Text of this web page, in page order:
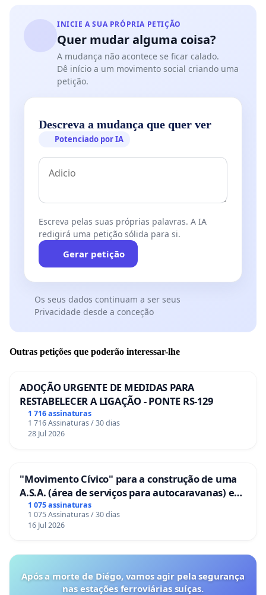
INICIE A SUA PRÓPRIA PETIÇÃO
Quer mudar alguma coisa?
A mudança não acontece se ficar calado.
Dê início a um movimento social criando uma
petição.
Descreva a mudança que quer ver
Potenciado por IA
Escreva pelas suas próprias palavras. A IA
redigirá uma petição sólida para si.
Gerar petição
Os seus dados continuam a ser seus
Privacidade desde a conceção
Outras petições que poderão interessar-lhe
ADOÇÃO URGENTE DE MEDIDAS PARA
RESTABELECER A LIGAÇÃO - PONTE RS-129
1 716 assinaturas
1 716 Assinaturas / 30 dias
28 Jul 2026
"Movimento Cívico" para a construção de uma
A.S.A. (área de serviços para autocaravanas) em
Coimbra
1 075 assinaturas
1 075 Assinaturas / 30 dias
16 Jul 2026
Após a morte de Diégo, vamos agir pela segurança
nas estações ferroviárias suíças.